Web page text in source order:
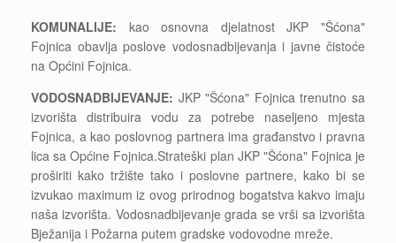
KOMUNALIJE: kao osnovna djelatnost JKP "Šćona"
Fojnica obavlja poslove vodosnadbijevanja i javne čistoće
na Općini Fojnica.
VODOSNADBIJEVANJE: JKP "Šćona" Fojnica trenutno sa
izvorišta distribuira vodu za potrebe naseljeno mjesta
Fojnica, a kao poslovnog partnera ima građanstvo i pravna
lica sa Općine Fojnica.Strateški plan JKP "Šćona" Fojnica je
proširiti kako tržište tako i poslovne partnere, kako bi se
izvukao maximum iz ovog prirodnog bogatstva kakvo imaju
naša izvorišta. Vodosnadbijevanje grada se vrši sa izvorišta
Bježanija i Požarna putem gradske vodovodne mreže.